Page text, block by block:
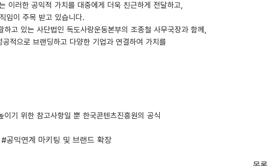
이러한 공익적 가치를 대중에게 더욱 친근하게 전달하고,
임이 주목 받고 있습니다.
고 있는 사단법인 독도사랑운동본부의 조종철 사무국장과 함께,
적으로 브랜딩하고 다양한 기업과 연결하여 가치를
기 위한 참고사항일 뿐 한국콘텐츠진흥원의 공식
#공익연계 마키팅 및 브랜드 확장